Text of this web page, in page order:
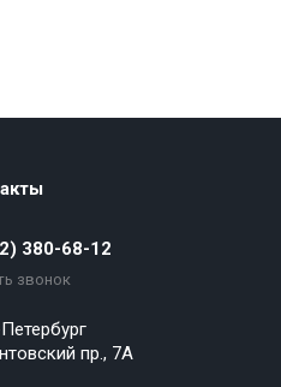
380-68-12
звонок
пр., 7А